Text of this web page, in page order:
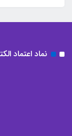
نماد اعتماد